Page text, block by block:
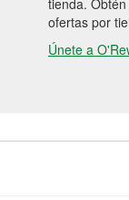
tienda.
ofertas por
Únete a